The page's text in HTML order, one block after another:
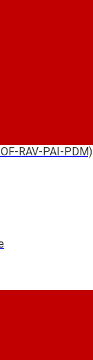
RAV-PAI-PDM)